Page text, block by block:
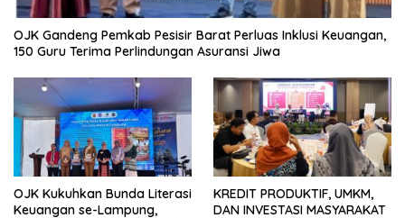
OJK Gandeng Pemkab Pesisir Barat Perluas Inklusi Keuangan,
150 Guru Terima Perlindungan Asuransi Jiwa
OJK Kukuhkan Bunda Literasi
Keuangan se-Lampung,
KREDIT PRODUKTIF, UMKM,
DAN INVESTASI MASYARAKAT